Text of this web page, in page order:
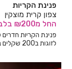
פנינת הקריות
צפון קרית מוצקין
החל מ₪200
פנינת הקריות חדרים
לזוגות ב200 שקלים בלבד!